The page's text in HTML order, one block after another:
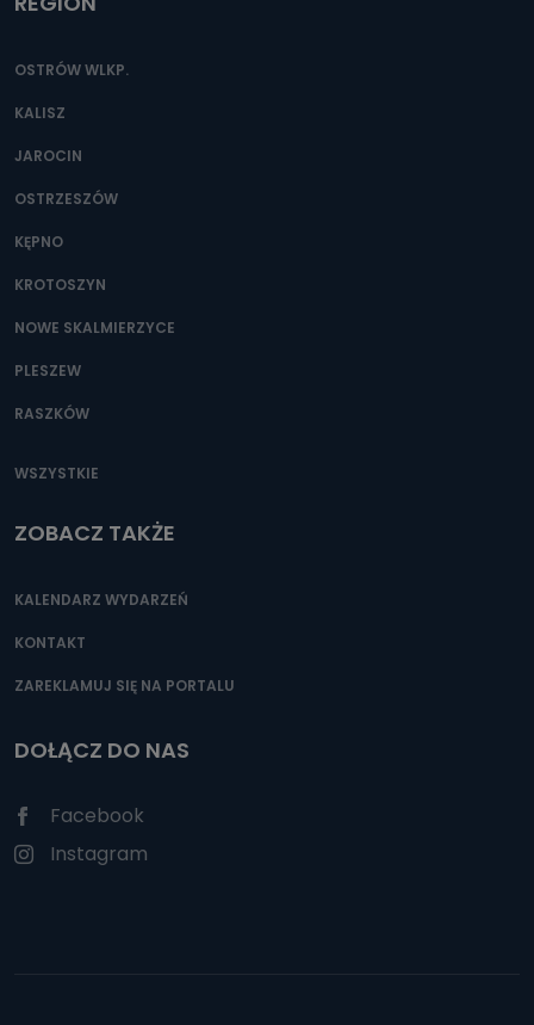
OSTRÓW WLKP.
KALISZ
JAROCIN
OSTRZESZÓW
KĘPNO
KROTOSZYN
NOWE SKALMIERZYCE
PLESZEW
RASZKÓW
WSZYSTKIE
ZOBACZ TAKŻE
KALENDARZ WYDARZEŃ
KONTAKT
ZAREKLAMUJ SIĘ NA PORTALU
DOŁĄCZ DO NAS
Facebook
Instagram